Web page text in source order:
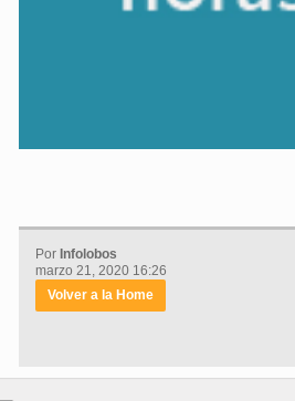
Por Infolobos
marzo 21, 2020 16:26
Volver a la Home